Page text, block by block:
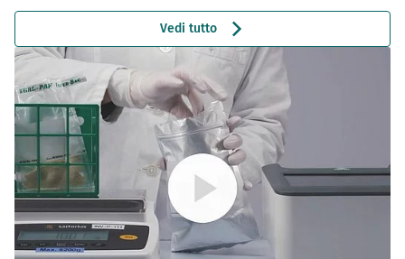
Vedi tutto